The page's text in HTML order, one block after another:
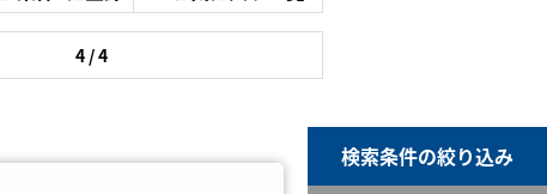
4 / 4
検索条件の絞り込み